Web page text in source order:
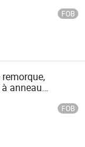
FOB
anneau
FOB